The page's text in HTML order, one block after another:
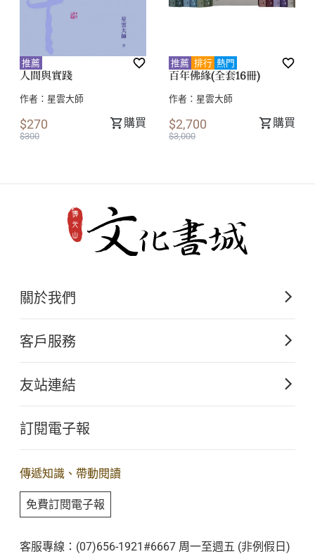
推薦
人間與實踐
作者： 星雲大師
$270
$300
購買
推薦 排行 熱門
百年佛緣(全套16冊)
作者： 星雲大師
$2,700
$3,000
購買
關於我們
佛光山文化出版的起源
關於文化出版
客戶服務
購書須知
大量團購
查詢訂單
友站連結
佛光山全球資訊網
人間衛視
訂閱電子報
傳遞知識、帶動閱讀
免費訂閱電子報
客服專線：(07)656-1921#6667 周一至週五 (非例假日)